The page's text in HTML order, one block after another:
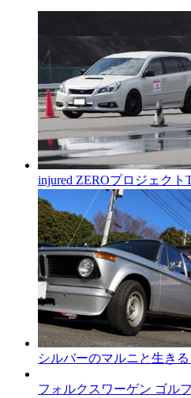
injured ZEROプロジェクト
シルバーのマルニと生き
フォルクスワーゲン ゴル